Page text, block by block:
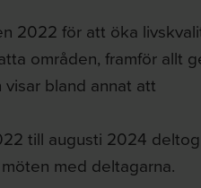
2022 för att öka
områden, framför allt
bland annat att
till augusti 2024
med deltagarna.